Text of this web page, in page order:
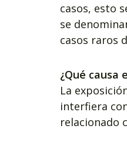
casos, esto
se
casos raros
¿Qué causa
La
interfiera
relacionado